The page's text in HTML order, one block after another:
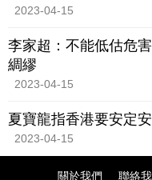
2023-04-15
李家超：不能低估危
綢繆
2023-04-15
夏寶龍指香港要安定
2023-04-15
關於我們 聯絡